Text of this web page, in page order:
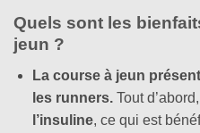
Quels sont les
jeun ?
La course à jeun
les runners.Tout
l’insuline, ce qui est